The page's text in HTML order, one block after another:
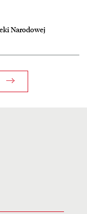
Narodowej
Biblioteki